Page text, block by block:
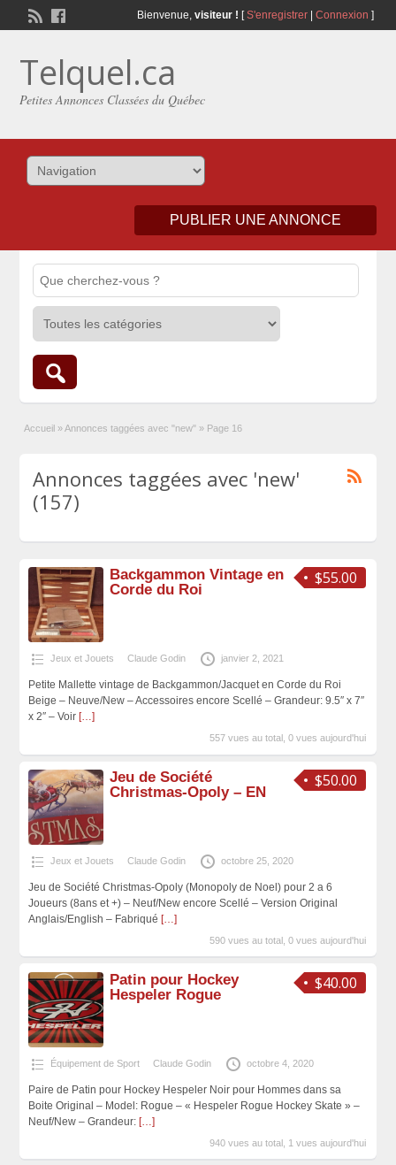
Bienvenue, visiteur ! [S'enregistrer| Connexion ]
Telquel.ca
Petites Annonces Classées du Québec
PUBLIER UNE ANNONCE
Accueil »Annonces taggées avec "new" » Page 16
Annonces taggées avec 'new'
(157)
$55.00
Backgammon Vintage en
Corde du Roi
Jeux et Jouets Claude Godin janvier 2, 2021
Petite Mallette vintage de Backgammon/Jacquet en Corde du Roi
Beige – Neuve/New – Accessoires encore Scellé – Grandeur: 9.5″ x 7″
x 2″ – Voir […]
557 vues au total, 0 vues aujourd'hui
$50.00
Jeu de Société
Christmas-Opoly – EN
Jeux et Jouets Claude Godin octobre 25, 2020
Jeu de Société Christmas-Opoly (Monopoly de Noel) pour 2 a 6
Joueurs (8ans et +) – Neuf/New encore Scellé – Version Original
Anglais/English – Fabriqué […]
590 vues au total, 0 vues aujourd'hui
$40.00
Patin pour Hockey
Hespeler Rogue
Équipement de Sport Claude Godin octobre 4, 2020
Paire de Patin pour Hockey Hespeler Noir pour Hommes dans sa
Boite Original – Model: Rogue – « Hespeler Rogue Hockey Skate » –
Neuf/New – Grandeur: […]
940 vues au total, 1 vues aujourd'hui